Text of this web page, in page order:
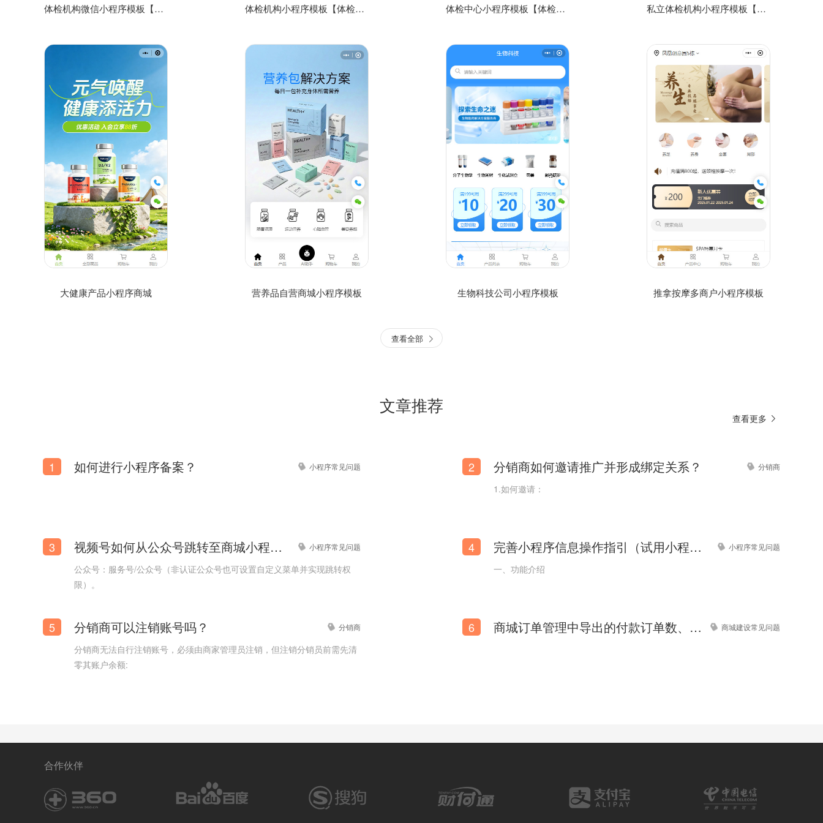
体检机构微信小程序模板【体检中心小程序源码模板】 体检机构小程序模板【体检微信小程序模板】 体检中心小程序模板【体检中心微信小程序模板】 私立体检机构小程序模板【私立体检微信小程序模板】
大健康产品小程序商城 营养品自营商城小程序模板 生物科技公司小程序模板 推拿按摩多商户小程序模板
【口腔医院小程序商城模板】口腔牙科小程序模板
查看全部
文章推荐
查看更多
1 如何进行小程序备案？ 小程序常见问题 2 分销商如何邀请推广并形成绑定关系？ 分销商
1.如何邀请：
3 视频号如何从公众号跳转至商城小程序？ 小程序常见问题
公众号：服务号/公众号（非认证公众号也可设置自定义菜单并实现跳转权
限）。
4 完善小程序信息操作指引（试用小程序） 小程序常见问题
一、功能介绍
5 分销商可以注销账号吗？ 分销商
分销商无法自行注销账号，必须由商家管理员注销，但注销分销员前需先清
零其账户余额:
6 商城订单管理中导出的付款订单数、付款金额与数据统计的数据对不上，怎么处理？ 商城建设常见问题
合作伙伴